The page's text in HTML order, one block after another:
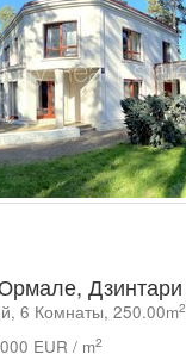
Дзинтари
6 Комнаты, 250.00m2
EUR / m2